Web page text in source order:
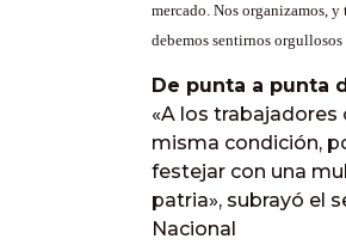
mercado. Nos organizamos,
debemos sentirnos
De punta a punta
«A los
misma condición,
festejar con una
patria», subrayó el
Nacional